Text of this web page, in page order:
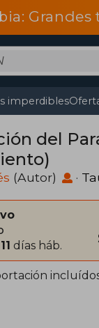
imperdibles
del
(Autor) ·
días háb.